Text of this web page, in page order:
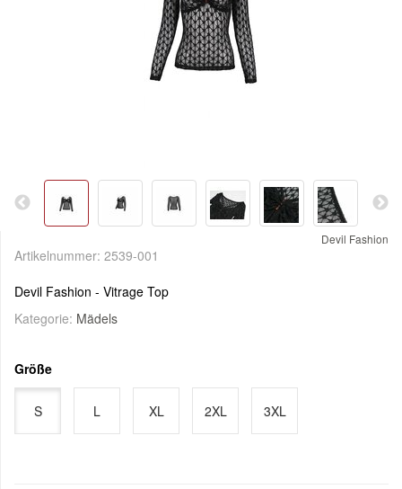
Devil Fashion
Artikelnummer: 2539-001
Devil Fashion - Vitrage Top
Kategorie: Mädels
Größe
S L XL 2XL 3XL